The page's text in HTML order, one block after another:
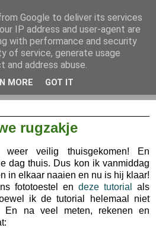
rugzakje
weer veilig thuisgekomen! En
dag thuis. Dus kon ik vanmiddag
in elkaar naaien en nu is hij klaar!
fototoestel en deze tutorial
als
ik de tutorial helemaal niet
En na veel meten, rekenen en
Google to deliver its services
IP address and user-agent are
with performance and security
of service, generate usage
address abuse.
MORE GOT IT